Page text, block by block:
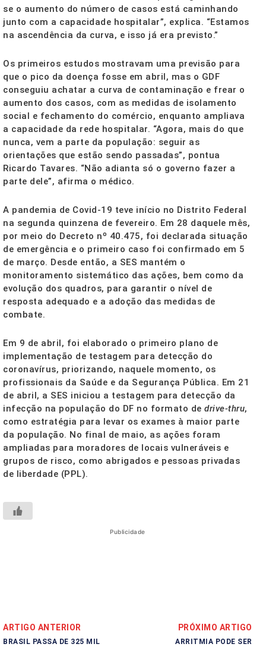
se o aumento do número de casos está caminhando
junto com a capacidade hospitalar”, explica. “Estamos
na ascendência da curva, e isso já era previsto.”
Os primeiros estudos mostravam uma previsão para
que o pico da doença fosse em abril, mas o GDF
conseguiu achatar a curva de contaminação e frear o
aumento dos casos, com as medidas de isolamento
social e fechamento do comércio, enquanto ampliava
a capacidade da rede hospitalar. “Agora, mais do que
nunca, vem a parte da população: seguir as
orientações que estão sendo passadas”, pontua
Ricardo Tavares. “Não adianta só o governo fazer a
parte dele”, afirma o médico.
A pandemia de Covid-19 teve início no Distrito Federal
na segunda quinzena de fevereiro. Em 28 daquele mês,
por meio do Decreto nº 40.475, foi declarada situação
de emergência e o primeiro caso foi confirmado em 5
de março. Desde então, a SES mantém o
monitoramento sistemático das ações, bem como da
evolução dos quadros, para garantir o nível de
resposta adequado e a adoção das medidas de
combate.
Em 9 de abril, foi elaborado o primeiro plano de
implementação de testagem para detecção do
coronavírus, priorizando, naquele momento, os
profissionais da Saúde e da Segurança Pública. Em 21
de abril, a SES iniciou a testagem para detecção da
infecção na população do DF no formato de drive-thru,
como estratégia para levar os exames à maior parte
da população. No final de maio, as ações foram
ampliadas para moradores de locais vulneráveis e
grupos de risco, como abrigados e pessoas privadas
de liberdade (PPL).
Publicidade
ARTIGO ANTERIOR
BRASIL PASSA DE 325 MIL
PRÓXIMO ARTIGO
ARRITMIA PODE SER